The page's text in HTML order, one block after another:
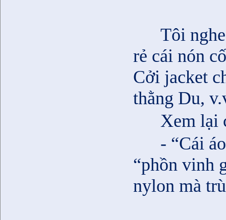
Tôi
rẻ cái nón
Cởi jacket
thằng Du,
Xem lại
- “Cái
“phồn vinh
nylon mà